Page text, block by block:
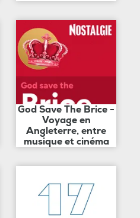
God Save The Brice -
Voyage en
Angleterre, entre
musique et cinéma